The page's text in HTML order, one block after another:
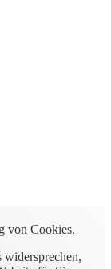
von Cookies.
widersprechen,